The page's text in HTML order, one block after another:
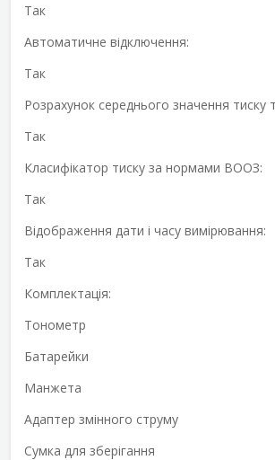
Так
Автоматичне відключення:
Так
Розрахунок середнього значення тиску
Так
Класифікатор тиску за нормами ВООЗ:
Так
Відображення дати і часу вимірювання:
Так
Комплектація:
Тонометр
Батарейки
Манжета
Адаптер змінного струму
Сумка для зберігання